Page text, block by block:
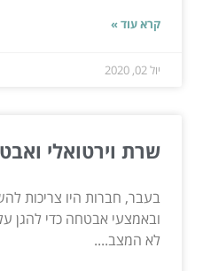
קרא עוד »
יול 02, 2020
שרת וירטואלי
בעבר, חברות היו צריכות
ובאמצעי אבטחה כדי להגן
לא המצב....